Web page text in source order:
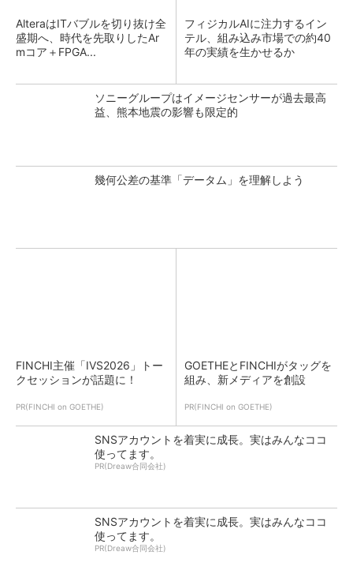
AlteraはITバブルを切り抜け全
盛期へ、時代を先取りしたAr
mコア＋FPGA...
フィジカルAIに注力するイン
テル、組み込み市場での約40
年の実績を生かせるか
ソニーグループはイメージセンサーが過去最高
益、熊本地震の影響も限定的
幾何公差の基準「データム」を理解しよう
FINCHI主催「IVS2026」トー
クセッションが話題に！
PR(FINCHI on GOETHE)
GOETHEとFINCHIがタッグを
組み、新メディアを創設
PR(FINCHI on GOETHE)
SNSアカウントを着実に成長。実はみんなココ
使ってます。
PR(Dreaw合同会社)
SNSアカウントを着実に成長。実はみんなココ
使ってます。
PR(Dreaw合同会社)